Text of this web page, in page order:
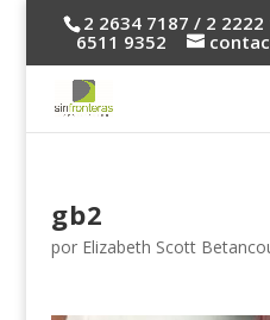
2 2634 7187 / 2
6511 9352
gb2
por Elizabeth Scott